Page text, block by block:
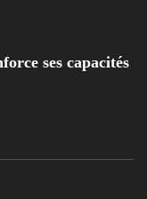
ses capacités